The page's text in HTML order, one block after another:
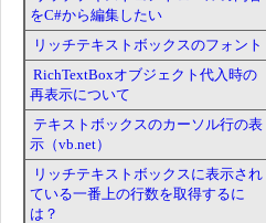
をC#から編集したい
リッチテキストボックスのフォント
RichTextBoxオブジェクト代入時の
再表示について
テキストボックスのカーソル行の表
示（vb.net）
リッチテキストボックスに表示され
ている一番上の行数を取得するに
は？